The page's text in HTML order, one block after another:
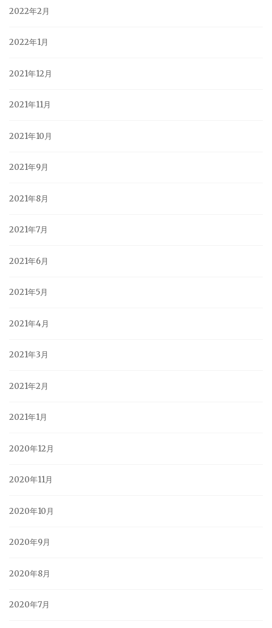
2022年2月
2022年1月
2021年12月
2021年11月
2021年10月
2021年9月
2021年8月
2021年7月
2021年6月
2021年5月
2021年4月
2021年3月
2021年2月
2021年1月
2020年12月
2020年11月
2020年10月
2020年9月
2020年8月
2020年7月